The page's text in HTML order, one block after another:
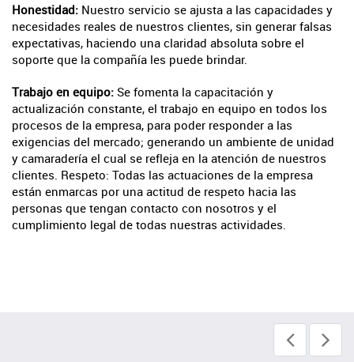
Honestidad: Nuestro servicio se ajusta a las capacidades y
necesidades reales de nuestros clientes, sin generar falsas
expectativas, haciendo una claridad absoluta sobre el
soporte que la compañía les puede brindar.
Trabajo en equipo: Se fomenta la capacitación y
actualización constante, el trabajo en equipo en todos los
procesos de la empresa, para poder responder a las
exigencias del mercado; generando un ambiente de unidad
y camaradería el cual se refleja en la atención de nuestros
clientes. Respeto: Todas las actuaciones de la empresa
están enmarcas por una actitud de respeto hacia las
personas que tengan contacto con nosotros y el
cumplimiento legal de todas nuestras actividades.